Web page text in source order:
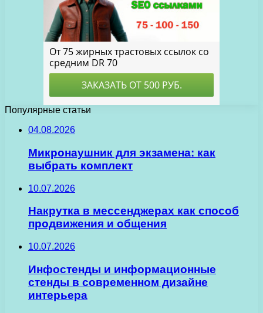
Популярные статьи
04.08.2026
Микронаушник для экзамена: как
выбрать комплект
10.07.2026
Накрутка в мессенджерах как способ
продвижения и общения
10.07.2026
Инфостенды и информационные
стенды в современном дизайне
интерьера